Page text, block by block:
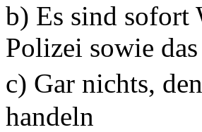
b) Es sind sofort
Polizei sowie
c) Gar nichts,
handeln